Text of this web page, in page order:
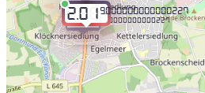
2.019.000000000000227
2.03 9.000000000000227